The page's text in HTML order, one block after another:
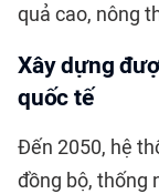
quả cao, nông
Xây dựng
quốc tế
Đến 2050, hệ
đồng bộ, thống